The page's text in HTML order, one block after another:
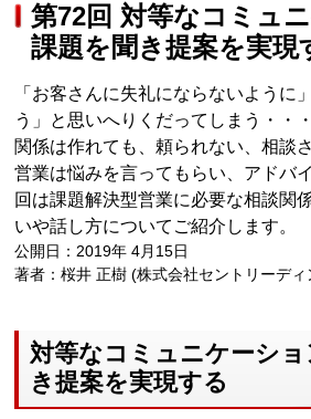
第72回 対等なコミュ
課題を聞き提案を実現
「お客さんに失礼にならないように
う」と思いへりくだってしまう・・
関係は作れても、頼られない、相談
営業は悩みを言ってもらい、アドバ
回は課題解決型営業に必要な相談関
いや話し方についてご紹介します。
公開日：2019年 4月15日
著者：桜井 正樹 (株式会社セントリーディ
対等なコミュニケーシ
き提案を実現する